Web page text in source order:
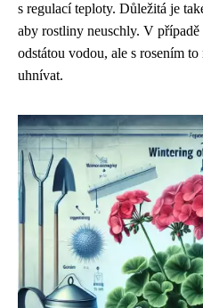
s regulací teploty. Důležitá je
aby rostliny neuschly. V
odstátou vodou, ale s rosením
uhnívat.